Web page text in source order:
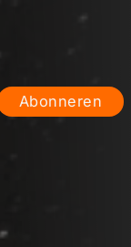
Abonneren